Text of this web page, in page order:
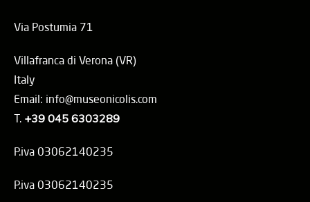
Via Postumia 71
Villafranca di Verona (VR)
Italy
Email: info@museonicolis.com
T. +39 045 6303289
P.iva 03062140235
P.iva 03062140235